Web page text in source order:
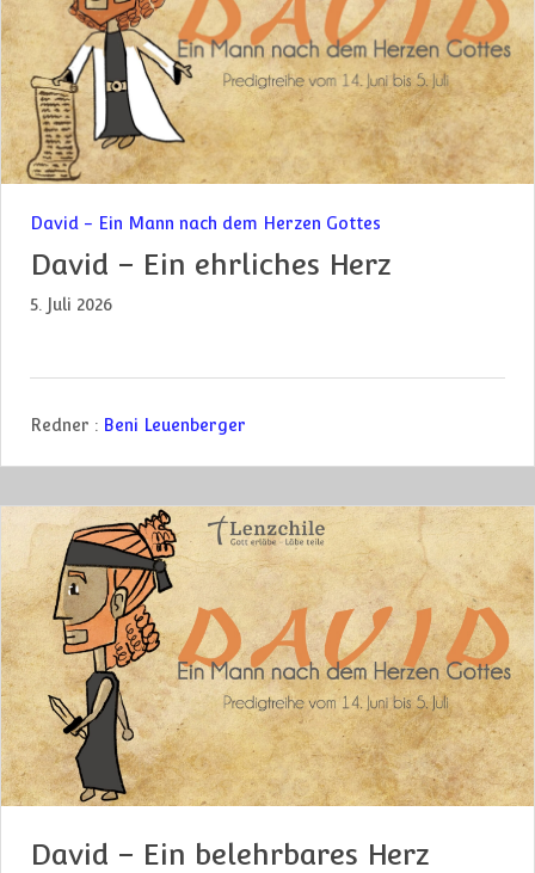
David - Ein Mann nach dem Herzen Gottes
David – Ein ehrliches Herz
5. Juli 2026
Redner : Beni Leuenberger
David – Ein belehrbares Herz